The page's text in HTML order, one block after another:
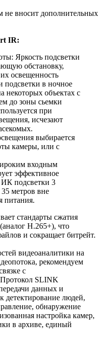
не вносит дополнительных
IR:
Яркость подсветки
обстановку,
освещенность
подсветки в ночное
некоторых объектах с
до зоны сьемки
при
исчезают
выбирается
камеры, или с
входным
эффективное
ИК подсветки 3
метров вне
питания.
стандарты сжатия
H.265+), что
и сокращает битрейт.
видеоаналитики на
рекомендуем
с
SLINK
данных и
детектирование людей,
обнаружение
настройка камер,
в архиве, единый